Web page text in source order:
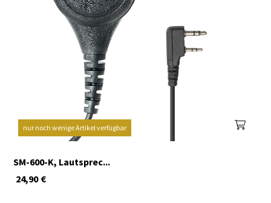
nur noch wenige Artikel verfügbar
SM-600-K, Lautsprec...
€
24,90